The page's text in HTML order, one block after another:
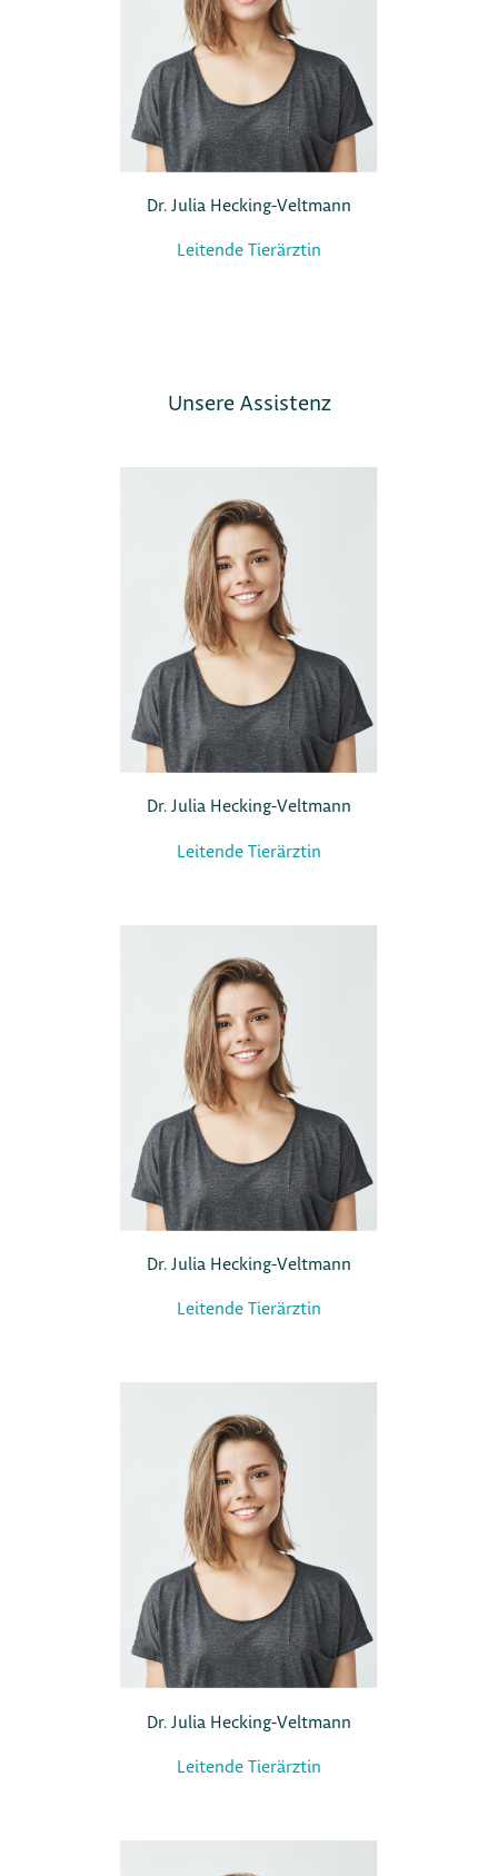
Dr. Julia Hecking-Veltmann
Leitende Tierärztin
Unsere Assistenz
Dr. Julia Hecking-Veltmann
Leitende Tierärztin
Dr. Julia Hecking-Veltmann
Leitende Tierärztin
Dr. Julia Hecking-Veltmann
Leitende Tierärztin